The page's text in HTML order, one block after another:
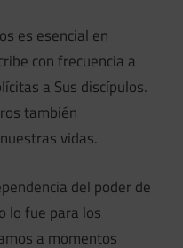
es esencial en
con frecuencia a
a Sus discípulos.
también
vidas.
del poder de
lo fue para los
a momentos